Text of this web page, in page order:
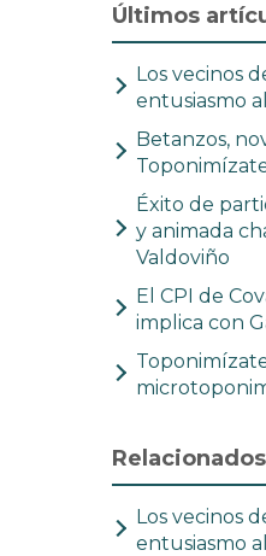
Últimos
Los vecinos
entusiasmo
Betanzos,
Éxito de
y animada
Valdoviño
El CPI de
implica con
Relacionados
Los vecinos
entusiasmo